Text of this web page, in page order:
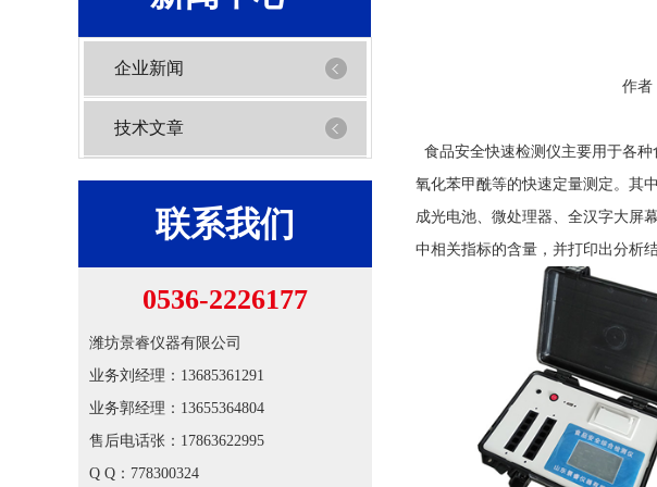
1
企业新闻
技术文章
联系我们
0536-2226177
潍坊景睿仪器有限公司
业务刘经理：13685361291
业务郭经理：13655364804
售后电话张：17863622995
Q Q：778300324
作者
食品安全快速检测仪主要用于各种
氧化苯甲酰等的快速定量测定。其
成光电池、微处理器、全汉字大屏
中相关指标的含量，并打印出分析结